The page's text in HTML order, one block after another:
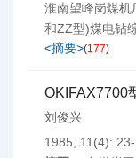
淮南望峰岗煤
和ZZ型)煤电钻
<摘要>(177)
OKIFAX7700
刘俊兴
1985, 11(4): 23-